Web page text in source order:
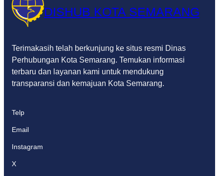
DISHUB KOTA SEMARANG
Terimakasih telah berkunjung ke situs resmi Dinas
Perhubungan Kota Semarang. Temukan informasi
terbaru dan layanan kami untuk mendukung
transparansi dan kemajuan Kota Semarang.
Telp
Email
Instagram
X